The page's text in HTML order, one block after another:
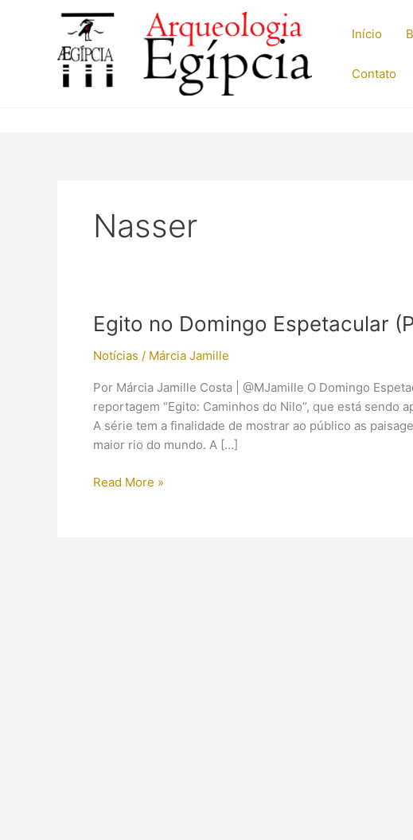
Início
Contato
Nasser
Egito no Domingo Espetacular
Notícias / Márcia Jamille
Por Márcia Jamille Costa | @MJamille O Domingo
reportagem “Egito: Caminhos do Nilo”, que está sendo
A série tem a finalidade de mostrar ao público as
maior rio do mundo. A […]
Egito
Read More »